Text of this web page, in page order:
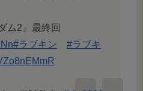
ム2』最終回
#ラブキン
#ラブキ